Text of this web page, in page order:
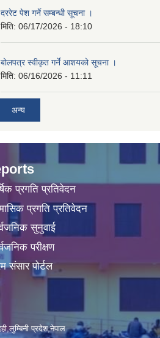
दररेट पेश गर्ने सम्बन्धी सूचना ।
मिति: 06/17/2026 - 18:10
बोलपत्र स्वीकृत गर्ने आशयको सूचना ।
मिति: 06/16/2026 - 11:11
अन्य
प्रगति प्रतिवेदन
प्रगति प्रतिवेदन
सुनुवाई
परीक्षण
संसार पोर्टल
प्रदेश,नेपाल